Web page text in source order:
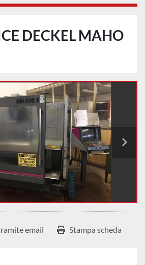
DECKEL MAHO
email Stampa scheda